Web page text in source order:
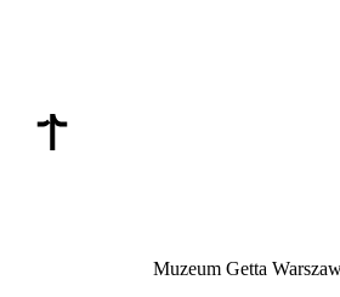
Muzeum Getta